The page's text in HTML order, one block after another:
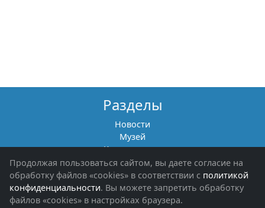
Разделы
Новости
Музей
Книги памяти
Фотоальбомы
Обращения граждан
Помощь участникам СВО и их семьям
Продолжая пользоваться сайтом, вы даете согласие на
обработку файлов «cookies» в соответствии с политикой
конфиденциальности. Вы можете запретить обработку
файлов «cookies» в настройках браузера.